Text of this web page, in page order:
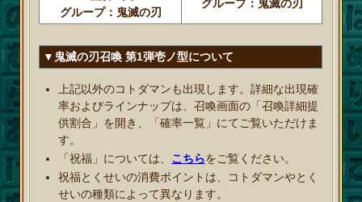
グループ：鬼滅の刃
グループ：鬼滅の刃
▼鬼滅の刃召喚 第1弾壱ノ型について
上記以外のコトダマンも出現します。詳細な出現確
率およびラインナップは、召喚画面の「召喚詳細提
供割合」を開き、「確率一覧」にてご覧いただけま
す。
「祝福」については、 こちらをご覧ください。
祝福とくせいの消費ポイントは、コトダマンやとく
せいの種類によって異なります。